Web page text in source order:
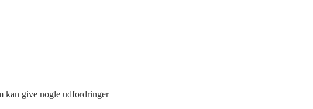
kan give nogle udfordringer